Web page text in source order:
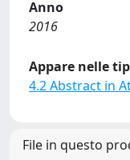
Anno
2016
Appare nelle
4.2 Abstract in
File in questo